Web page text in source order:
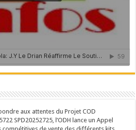
aux attentes du Projet COD
SPD20252725, l’ODH lance un Appel